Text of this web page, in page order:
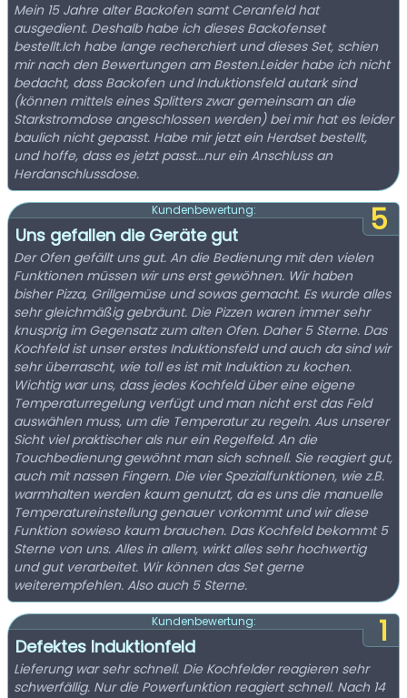
Mein 15 Jahre alter Backofen samt Ceranfeld hat
ausgedient. Deshalb habe ich dieses Backofenset
bestellt.Ich habe lange recherchiert und dieses Set, schien
mir nach den Bewertungen am Besten.Leider habe ich nicht
bedacht, dass Backofen und Induktionsfeld autark sind
(können mittels eines Splitters zwar gemeinsam an die
Starkstromdose angeschlossen werden) bei mir hat es leider
baulich nicht gepasst. Habe mir jetzt ein Herdset bestellt,
und hoffe, dass es jetzt passt...nur ein Anschluss an
Herdanschlussdose.
5
Kundenbewertung:
Uns gefallen die Geräte gut
Der Ofen gefällt uns gut. An die Bedienung mit den vielen
Funktionen müssen wir uns erst gewöhnen. Wir haben
bisher Pizza, Grillgemüse und sowas gemacht. Es wurde alles
sehr gleichmäßig gebräunt. Die Pizzen waren immer sehr
knusprig im Gegensatz zum alten Ofen. Daher 5 Sterne. Das
Kochfeld ist unser erstes Induktionsfeld und auch da sind wir
sehr überrascht, wie toll es ist mit Induktion zu kochen.
Wichtig war uns, dass jedes Kochfeld über eine eigene
Temperaturregelung verfügt und man nicht erst das Feld
auswählen muss, um die Temperatur zu regeln. Aus unserer
Sicht viel praktischer als nur ein Regelfeld. An die
Touchbedienung gewöhnt man sich schnell. Sie reagiert gut,
auch mit nassen Fingern. Die vier Spezialfunktionen, wie z.B.
warmhalten werden kaum genutzt, da es uns die manuelle
Temperatureinstellung genauer vorkommt und wir diese
Funktion sowieso kaum brauchen. Das Kochfeld bekommt 5
Sterne von uns. Alles in allem, wirkt alles sehr hochwertig
und gut verarbeitet. Wir können das Set gerne
weiterempfehlen. Also auch 5 Sterne.
1
Kundenbewertung:
Defektes Induktionfeld
Lieferung war sehr schnell. Die Kochfelder reagieren sehr
schwerfällig. Nur die Powerfunktion reagiert schnell. Nach 14